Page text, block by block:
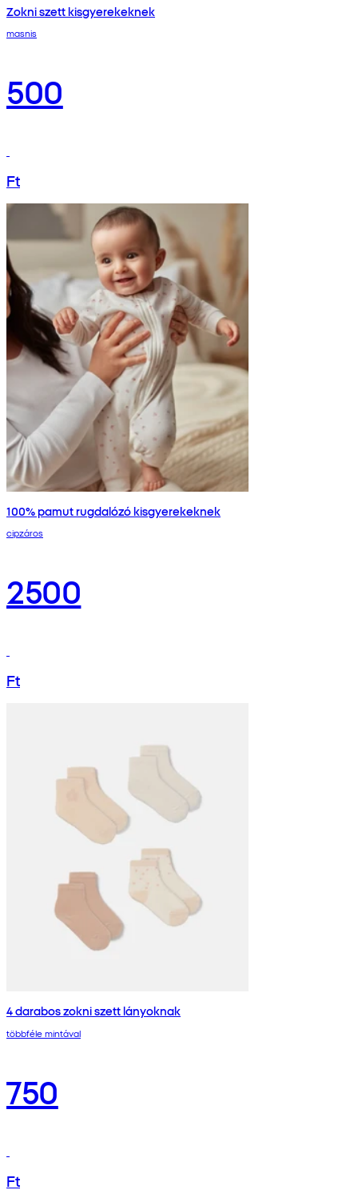
Zokni szett kisgyerekeknek
masnis
500
Ft
100% pamut rugdalózó kisgyerekeknek
cipzáros
2500
Ft
4 darabos zokni szett lányoknak
többféle mintával
750
Ft